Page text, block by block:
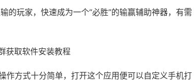
的玩家，快速成为一个“必胜”的输赢辅助神器，有需
获取软件安装教程
作方式十分简单，打开这个应用便可以自定义手机打